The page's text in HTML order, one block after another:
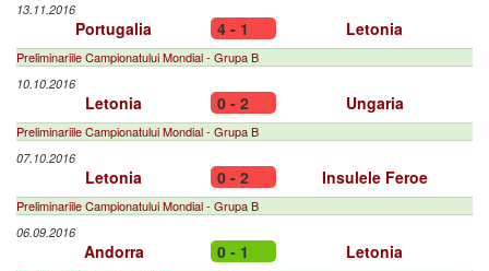
13.11.2016
Portugalia 4 - 1 Letonia
Preliminariile Campionatului Mondial - Grupa B
10.10.2016
Letonia 0 - 2 Ungaria
Preliminariile Campionatului Mondial - Grupa B
07.10.2016
Letonia 0 - 2 Insulele Feroe
Preliminariile Campionatului Mondial - Grupa B
06.09.2016
Andorra 0 - 1 Letonia